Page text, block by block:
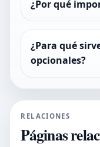
¿Por qué
¿Para qué
opcionales?
RELACIONES
Páginas